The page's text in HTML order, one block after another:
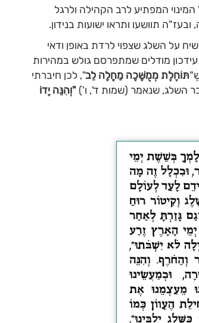
המפתיע לרב הקהילה ולרגל
תוושעו ותראו ישועות בנידון.
על השלג שצפוי לרדת באופן ודאי
מודלים שמתפרסם גולש במהירות
תּוֹחֶלֶת מְמֻשָּׁכָה מַחֲלָה לֵב", לכן חיברתי
השלג, שנאמר (שמות ד', ו') "וְהִנֵּה יָדוֹ